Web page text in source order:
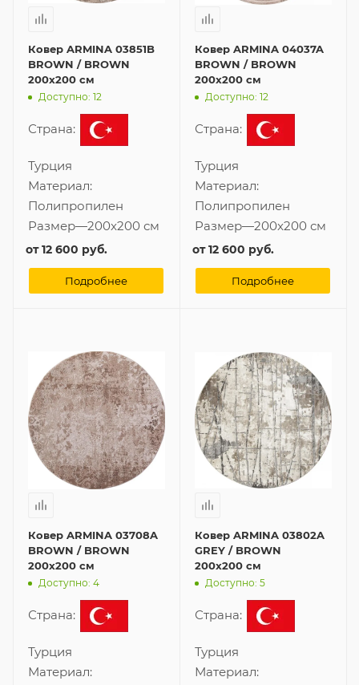
Ковер ARMINA 03851B
BROWN / BROWN
200x200 см
Доступно: 12
Страна:
Турция
Материал:
Полипропилен
Размер—200x200 см
от12 600 руб.
Подробнее
Ковер ARMINA 04037A
BROWN / BROWN
200x200 см
Доступно: 12
Страна:
Турция
Материал:
Полипропилен
Размер—200x200 см
от12 600 руб.
Подробнее
Ковер ARMINA 03708A
BROWN / BROWN
200x200 см
Доступно: 4
Страна:
Турция
Материал:
Ковер ARMINA 03802A
GREY / BROWN
200x200 см
Доступно: 5
Страна:
Турция
Материал: